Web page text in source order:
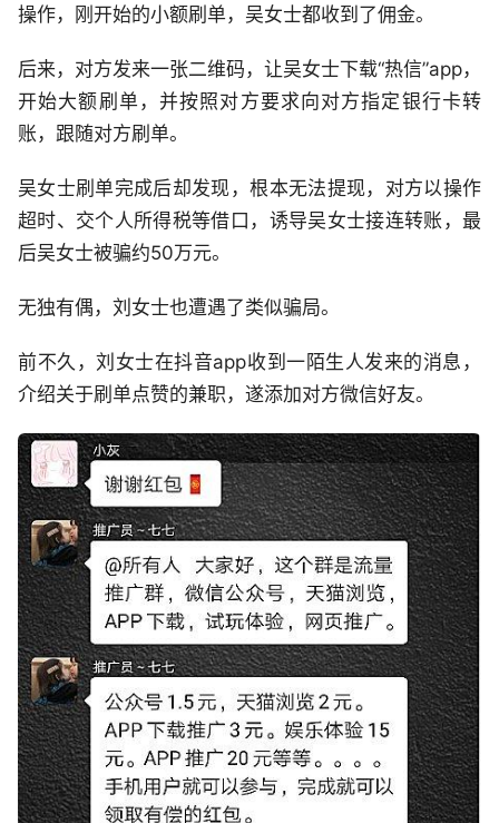
操作，刚开始的小额刷单，吴女士都收到了佣金。
后来，对方发来一张二维码，让吴女士下载“热信”app，
开始大额刷单，并按照对方要求向对方指定银行卡转
账，跟随对方刷单。
吴女士刷单完成后却发现，根本无法提现，对方以操作
超时、交个人所得税等借口，诱导吴女士接连转账，最
后吴女士被骗约50万元。
无独有偶，刘女士也遭遇了类似骗局。
前不久，刘女士在抖音app收到一陌生人发来的消息，
介绍关于刷单点赞的兼职，遂添加对方微信好友。